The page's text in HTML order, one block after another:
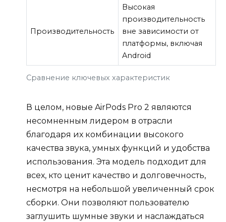
Сравнение ключевых характеристик
Производительность
Высокая
производительность
вне зависимости от
платформы, включая
Android
В целом, новые AirPods Pro 2 являются
несомненным лидером в отрасли
благодаря их комбинации высокого
качества звука, умных функций и удобства
использования. Эта модель подходит для
всех, кто ценит качество и долговечность,
несмотря на небольшой увеличенный срок
сборки. Они позволяют пользователю
заглушить шумные звуки и наслаждаться